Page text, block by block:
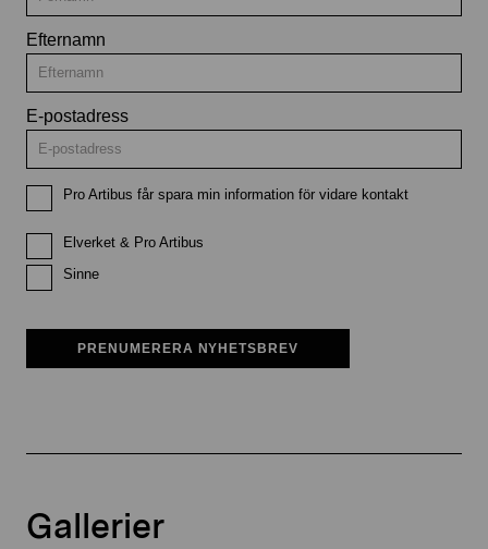
Efternamn
E-postadress
Pro Artibus får spara min information för vidare kontakt
Elverket & Pro Artibus
Sinne
PRENUMERERA NYHETSBREV
Gallerier